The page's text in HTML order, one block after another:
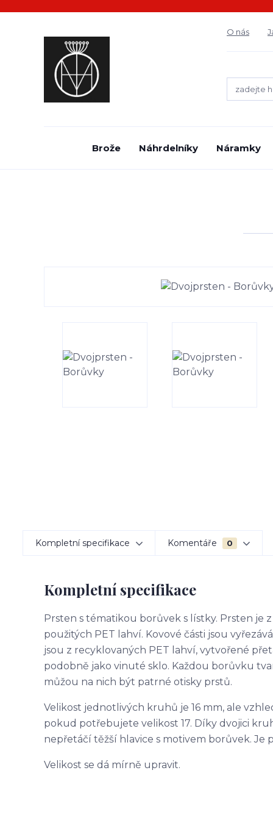
O nás
Brože Náhrdelníky Náramky
Kompletní specifikace Komentáře 0
Kompletní specifikace
Prsten s tématikou borůvek s lístky. Prsten je
použitých PET lahví. Kovové části jsou
jsou z recyklovaných PET lahví, vytvořené
podobně jako vinuté sklo. Každou borůvku
můžou na nich být patrné otisky prstů.
Velikost jednotlivých kruhů je 16 mm, ale
pokud potřebujete velikost 17. Díky dvojici
nepřetáčí těžší hlavice s motivem borůvek.
Velikost se dá mírně upravit.